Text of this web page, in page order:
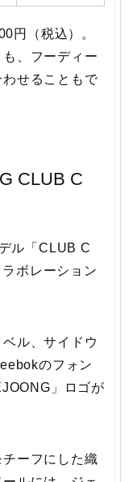
円（税込）。
、フーディー
せることもで
CLUB C
ル「CLUB C
ボレーション
ル、サイドウ
のフォン
」ロゴが
ーフにした織